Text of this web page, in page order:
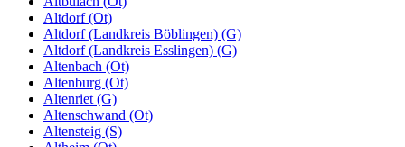
Altdorf (Ot)
Altdorf (Landkreis Böblingen) (G)
Altdorf (Landkreis Esslingen) (G)
Altenbach (Ot)
Altenburg (Ot)
Altenriet (G)
Altenschwand (Ot)
Altensteig (S)